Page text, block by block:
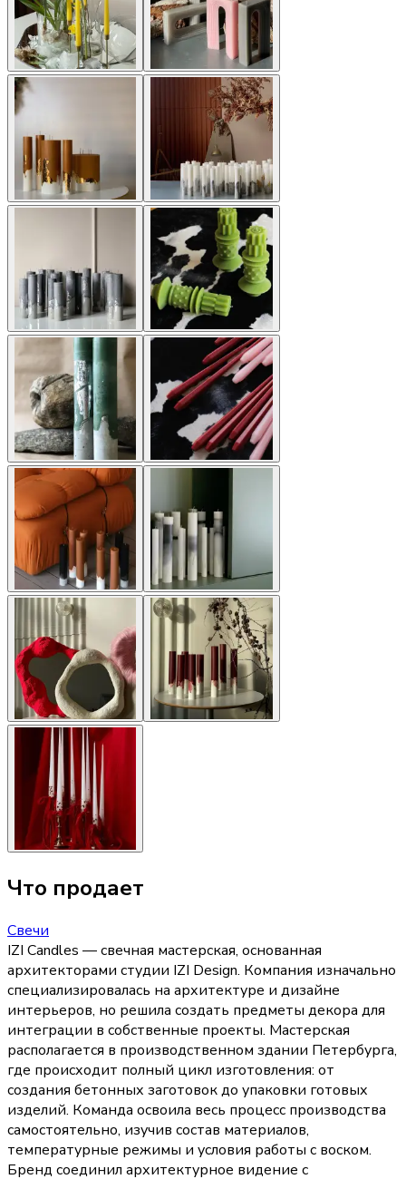
Что продает
Свечи
IZI Candles — свечная мастерская, основанная
архитекторами студии IZI Design. Компания изначально
специализировалась на архитектуре и дизайне
интерьеров, но решила создать предметы декора для
интеграции в собственные проекты. Мастерская
располагается в производственном здании Петербурга,
где происходит полный цикл изготовления: от
создания бетонных заготовок до упаковки готовых
изделий. Команда освоила весь процесс производства
самостоятельно, изучив состав материалов,
температурные режимы и условия работы с воском.
Бренд соединил архитектурное видение с